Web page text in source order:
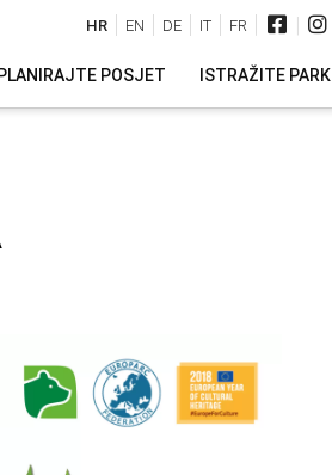
|
HR EN DE IT FR
POSJET ISTRAŽITE PARK